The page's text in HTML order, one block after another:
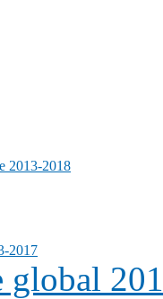
2013-2018
2017
global